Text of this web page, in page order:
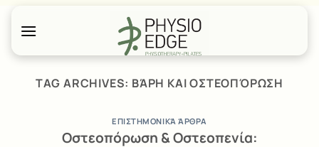
content
TAG ARCHIVES: ΒΆΡΗ ΚΑΙ ΟΣΤΕΟΠΌΡΩΣΗ
ΕΠΙΣΤΗΜΟΝΙΚΆ ΆΡΘΡΑ
Οστεοπόρωση & Οστεοπενία: